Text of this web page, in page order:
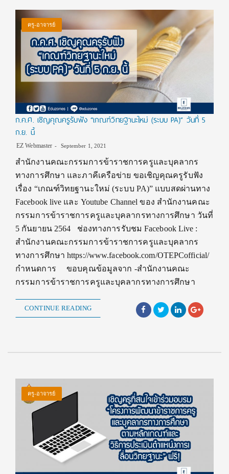
ครู-อาจารย์
ก.ค.ศ. เชิญคุณครูรับฟัง “เกณฑ์วิทยฐานะใหม่ (ระบบ PA)” วันที่ 5
ก.ย. นี้
EZ Webmaster September 1, 2021
สำนักงานคณะกรรมการข้าราชการครูและบุคลากร
ทางการศึกษา และภาคีเครือข่าย ขอเชิญคุณครูรับฟัง
เรื่อง “เกณฑ์วิทยฐานะใหม่ (ระบบ PA)” แบบสดผ่านทาง
Facebook live และ Youtube Channel ของ สำนักงานคณะ
กรรมการข้าราชการครูและบุคลากรทางการศึกษา วันที่
5 กันยายน 2564 ช่องทางการรับชม Facebook Live :
สำนักงานคณะกรรมการข้าราชการครูและบุคลากร
ทางการศึกษา https://www.facebook.com/OTEPCofficial/
กำหนดการ ขอบคุณข้อมูลจาก -สำนักงานคณะ
กรรมการข้าราชการครูและบุคลากรทางการศึกษา
CONTINUE READING
ครู-อาจารย์